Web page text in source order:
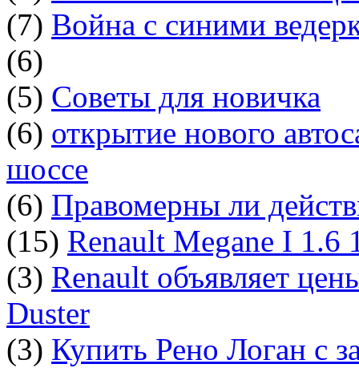
(7) Война с синими
(6)
(5) Советы для новичка
(6) открытие нового
шоссе
(6) Правомерны ли
(15) Renault Megane I 1.6
(3) Renault объявляет
Duster
(3) Купить Рено Логан с